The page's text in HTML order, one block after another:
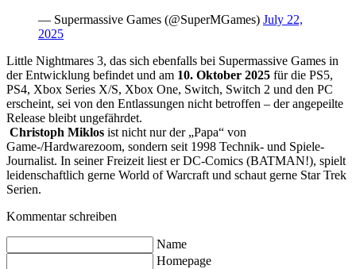
— Supermassive Games (@SuperMGames) July 22,
2025
Little Nightmares 3, das sich ebenfalls bei Supermassive Games in
der Entwicklung befindet und am 10. Oktober 2025 für die PS5,
PS4, Xbox Series X/S, Xbox One, Switch, Switch 2 und den PC
erscheint, sei von den Entlassungen nicht betroffen – der angepeilte
Release bleibt ungefährdet.
Christoph Miklos ist nicht nur der „Papa“ von
Game-/Hardwarezoom, sondern seit 1998 Technik- und Spiele-
Journalist. In seiner Freizeit liest er DC-Comics (BATMAN!), spielt
leidenschaftlich gerne World of Warcraft und schaut gerne Star Trek
Serien.
Kommentar schreiben
Name
Homepage